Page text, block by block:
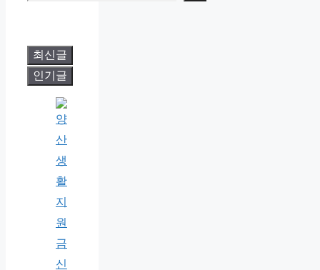
최신글
인기글